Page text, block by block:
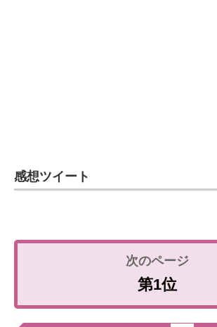
感想ツイート
第1位